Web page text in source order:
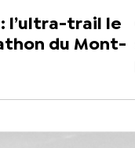
l’ultra-trail le
du Mont-